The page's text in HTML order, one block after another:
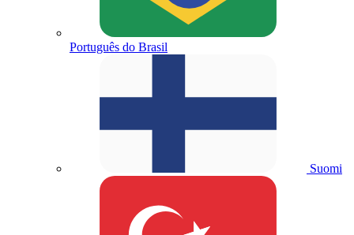
Português do Brasil
Suomi